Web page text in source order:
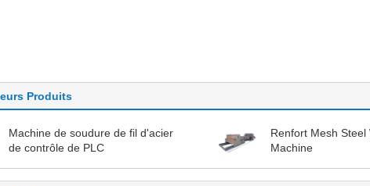
Produits
Machine de soudure de fil d'acier
de contrôle de PLC
Renfort Mesh Steel
Machine